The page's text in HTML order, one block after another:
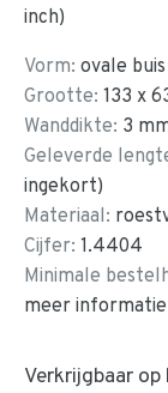
inch)
Vorm: ovale
Grootte: 133 x
Wanddikte: 3
Geleverde
ingekort)
Materiaal:
Cijfer: 1.4404
Minimale
meer informatie
Verkrijgbaar